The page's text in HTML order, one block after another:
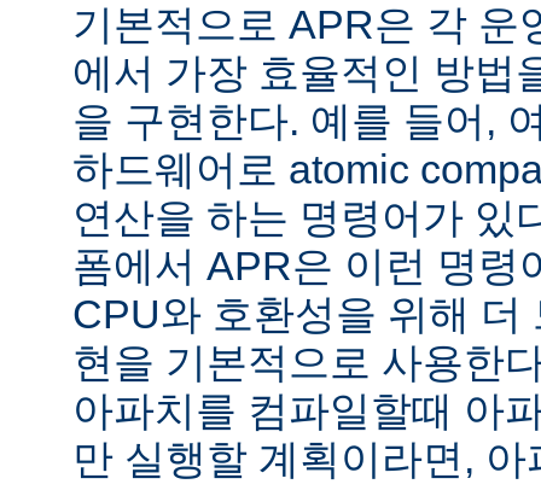
기본적으로 APR은 각 운
에서 가장 효율적인 방법
을 구현한다. 예를 들어,
하드웨어로 atomic
연산을 하는 명령어가 있
폼에서 APR은 이런 명령
CPU와 호환성을 위해 더
현을 기본적으로 사용한
아파치를 컴파일할때 아
만 실행할 계획이라면,